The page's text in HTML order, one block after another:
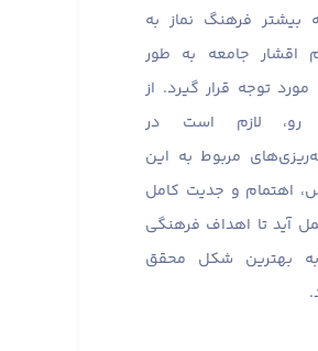
بیشتر فرهنگ نماز به
اقشار جامعه به طور
مورد توجه قرار گیرد. از
رو، لازم است در
مربوط به این
اهتمام و جدیت کامل
آید تا اهداف فرهنگی
بهترین شکل محقق